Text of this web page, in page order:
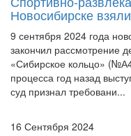
Новосибирске
9 сентября 2024 года
закончил рассмотрение
«Сибирское кольцо»
процесса год назад
суд признал требовани...
16 Сентября 2024